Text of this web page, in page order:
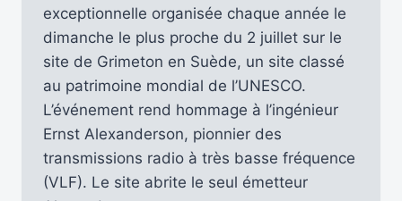
exceptionnelle organisée chaque année le
dimanche le plus proche du 2 juillet sur le
site de Grimeton en Suède, un site classé
au patrimoine mondial de l’UNESCO.
L’événement rend hommage à l’ingénieur
Ernst Alexanderson, pionnier des
transmissions radio à très basse fréquence
(VLF). Le site abrite le seul émetteur